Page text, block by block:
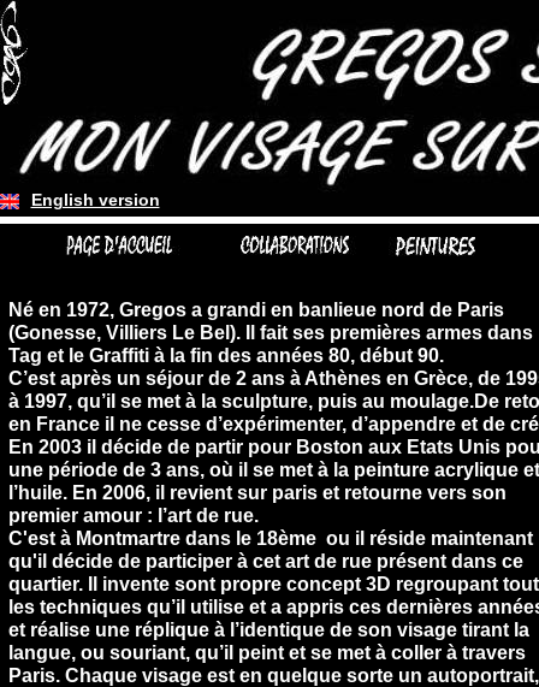
English version
Né en 1972, Gregos a grandi en banlieue nord de Paris
(Gonesse, Villiers Le Bel). Il fait ses premières armes dans
Tag et le Graffiti à la fin des années 80, début 90.
C’est après un séjour de 2 ans à Athènes en Grèce, de
à 1997, qu’il se met à la sculpture, puis au moulage.De
en France il ne cesse d’expérimenter, d’appendre et de
En 2003 il décide de partir pour Boston aux Etats Unis
une période de 3 ans, où il se met à la peinture acrylique
l’huile. En 2006, il revient sur paris et retourne vers son
premier amour : l’art de rue.
C'est à Montmartre dans le 18ème ou il réside maintenant
qu'il décide de participer à cet art de rue présent dans ce
quartier. Il invente sont propre concept 3D regroupant
les techniques qu’il utilise et a appris ces dernières
et réalise une réplique à l’identique de son visage tirant la
langue, ou souriant, qu’il peint et se met à coller à travers
Paris. Chaque visage est en quelque sorte un autoportrait,